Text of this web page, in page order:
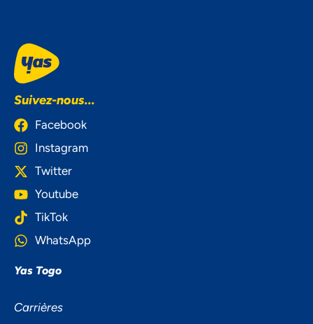
Suivez-nous...
Facebook
Instagram
Twitter
Youtube
TikTok
WhatsApp
Yas Togo
Carrières
L'IMPORTANCE À VOTRE VIE